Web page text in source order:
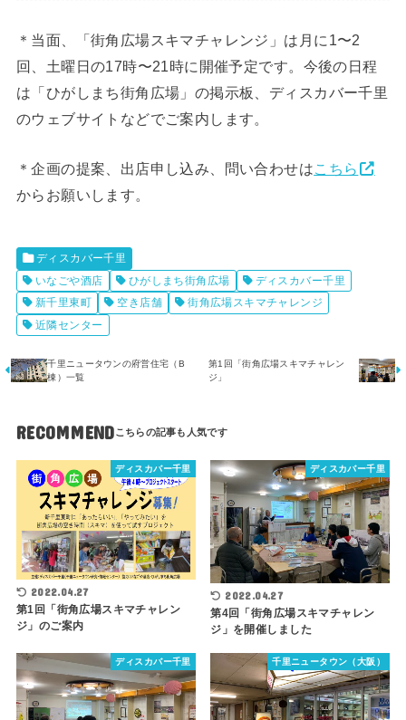
＊当面、「街角広場スキマチャレンジ」は月に1〜2
回、土曜日の17時〜21時に開催予定です。今後の日程
は「ひがしまち街角広場」の掲示板、ディスカバー千里
のウェブサイトなどでご案内します。
＊企画の提案、出店申し込み、問い合わせはこちら
からお願いします。
ディスカバー千里
いなごや酒店
ひがしまち街角広場
ディスカバー千里
新千里東町
空き店舗
街角広場スキマチャレンジ
近隣センター
千里ニュータウンの府営住宅（B
棟）一覧
第1回「街角広場スキマチャレン
ジ」
RECOMMEND
ディスカバー千里
2022.04.27
第1回「街角広場スキマチャレン
ジ」のご案内
ディスカバー千里
2022.04.27
第4回「街角広場スキマチャレン
ジ」を開催しました
ディスカバー千里 千里ニュータウン（大阪）